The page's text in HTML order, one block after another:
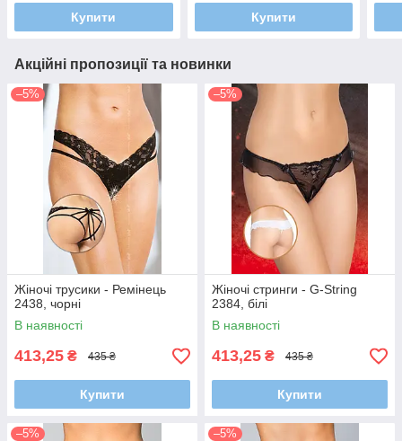
Купити Купити
Акційні пропозиції та новинки
–5%
Жіночі трусики - Ремінець
2438, чорні
В наявності
413,25 ₴ 435 ₴
Купити
–5%
Жіночі стринги - G-String
2384, білі
В наявності
413,25 ₴ 435 ₴
Купити
–5% –5%